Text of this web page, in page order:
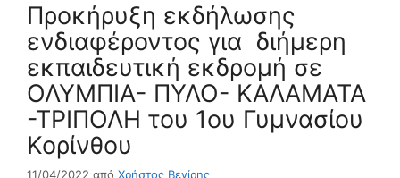
Προκήρυξη εκδήλωσης
ενδιαφέροντος για διήμερη
εκπαιδευτική εκδρομή σε
ΟΛΥΜΠΙΑ- ΠΥΛΟ- ΚΑΛΑΜΑΤΑ
-ΤΡΙΠΟΛΗ του 1ου Γυμνασίου
Κορίνθου
11/04/2022 από Χρήστος Βεγίρης